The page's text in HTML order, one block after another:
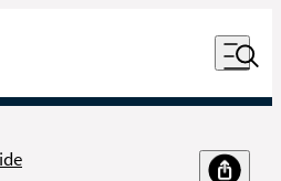
Åben
Udfør søgning